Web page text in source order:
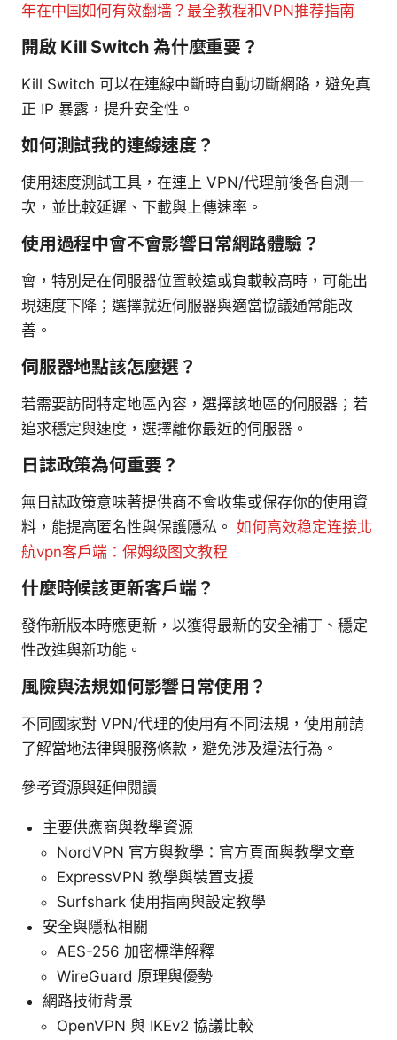
年在中国如何有效翻墙？最全教程和VPN推荐指南
開啟 Kill Switch 為什麼重要？
Kill Switch 可以在連線中斷時自動切斷網路，避免真
正 IP 暴露，提升安全性。
如何測試我的連線速度？
使用速度測試工具，在連上 VPN/代理前後各自測一
次，並比較延遲、下載與上傳速率。
使用過程中會不會影響日常網路體驗？
會，特別是在伺服器位置較遠或負載較高時，可能出
現速度下降；選擇就近伺服器與適當協議通常能改
善。
伺服器地點該怎麼選？
若需要訪問特定地區內容，選擇該地區的伺服器；若
追求穩定與速度，選擇離你最近的伺服器。
日誌政策為何重要？
無日誌政策意味著提供商不會收集或保存你的使用資
料，能提高匿名性與保護隱私。 如何高效稳定连接北
航vpn客户端：保姆级图文教程
什麼時候該更新客戶端？
發佈新版本時應更新，以獲得最新的安全補丁、穩定
性改進與新功能。
風險與法規如何影響日常使用？
不同國家對 VPN/代理的使用有不同法規，使用前請
了解當地法律與服務條款，避免涉及違法行為。
參考資源與延伸閱讀
主要供應商與教學資源
NordVPN 官方與教學：官方頁面與教學文章
ExpressVPN 教學與裝置支援
Surfshark 使用指南與設定教學
安全與隱私相關
AES-256 加密標準解釋
WireGuard 原理與優勢
網路技術背景
OpenVPN 與 IKEv2 協議比較